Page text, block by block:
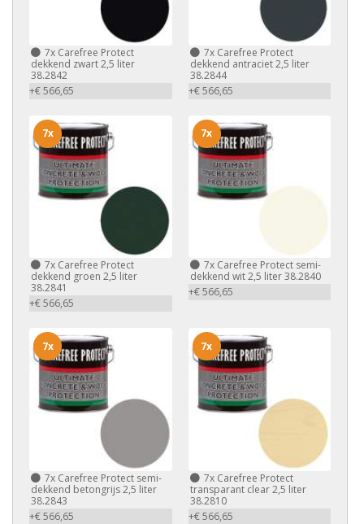
7x Carefree Protect
dekkend zwart 2,5 liter
38.2842
+€ 566,65
7xCarefree Protect
dekkend antraciet 2,5 liter
38.2844
+€ 566,65
7x Carefree Protect
dekkend groen 2,5 liter
38.2841
+€ 566,65
7x
7xCarefree Protect semi-
dekkend wit 2,5 liter 38.2840
+€ 566,65
7x
7x Carefree Protect semi-
dekkend betongrijs 2,5 liter
38.2843
+€ 566,65
7x
7xCarefree Protect
transparant clear 2,5 liter
38.2810
+€ 566,65
7x